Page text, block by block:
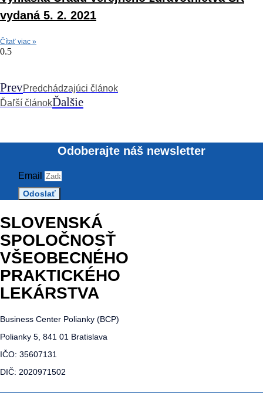
vydaná 5. 2. 2021
Čítať viac »
PrevPredchádzajúci článok
Ďaľší článokĎalšie
Odoberajte náš newsletter
Email
Odoslať
SLOVENSKÁ
SPOLOČNOSŤ
VŠEOBECNÉHO
PRAKTICKÉHO
LEKÁRSTVA
Business Center Polianky (BCP)
Polianky 5, 841 01 Bratislava
IČO: 35607131
DIČ: 2020971502